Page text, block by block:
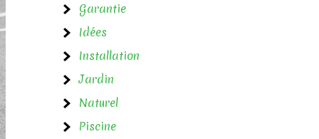
Garantie
Idées
Installation
Jardin
Naturel
Piscine